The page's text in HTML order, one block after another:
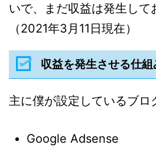
いで、まだ収益は発生して
（2021年3月11日現在）
収益を発生させる仕組
主に僕が設定しているブロ
Google Adsense